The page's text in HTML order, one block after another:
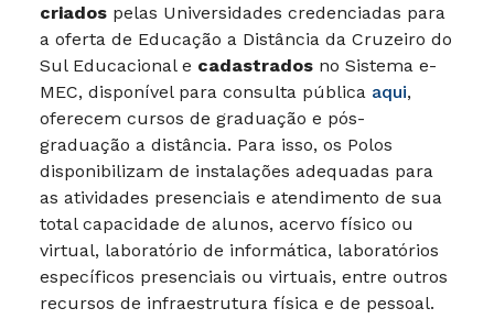
criados pelas Universidades credenciadas para
a oferta de Educação a Distância da Cruzeiro do
Sul Educacional e cadastrados no Sistema e-
MEC, disponível para consulta pública aqui,
oferecem cursos de graduação e pós-
graduação a distância. Para isso, os Polos
disponibilizam de instalações adequadas para
as atividades presenciais e atendimento de sua
total capacidade de alunos, acervo físico ou
virtual, laboratório de informática, laboratórios
específicos presenciais ou virtuais, entre outros
recursos de infraestrutura física e de pessoal.